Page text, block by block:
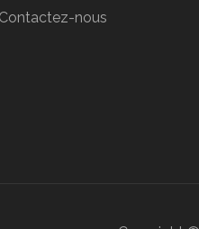
Contactez-nous